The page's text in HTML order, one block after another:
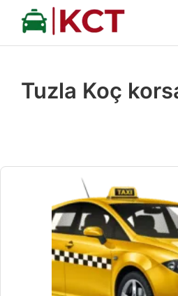
İçeriğe
Tuzla Koç